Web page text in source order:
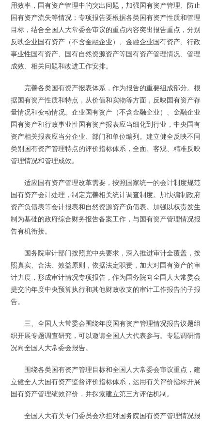
用效率，国有资产管理中的突出问题，加强国有资产管理、防止
国有资产流失等情况；专项报告要根据各类国有资产性质和管理
目标，结合全国人大常委会审议的重点内容突出报告重点，分别
反映企业国有资产（不含金融企业）、金融企业国有资产、行政
事业性国有资产、国有自然资源资产等国有资产管理情况、管理
成效、相关问题和改进工作安排。
完善各类国有资产报表体系，作为报告的重要组成部分。根
据国有资产性质和特点，从价值和实物等方面，反映国有资产存
量情况和变动情况。企业国有资产（不含金融企业）、金融企业
国有资产和行政事业性国有资产报表应当细化到行业，中央国有
资产相关报表应当分企业、部门和单位编列。建立健全反映不同
类别国有资产管理特点的评价指标体系，全面、客观、精准反映
管理情况和管理成效。
适应国有资产管理改革需要，按照国家统一的会计制度规范
国有资产会计处理，制定完善相关统计调查制度。加快编制政府
资产负债表等会计报表和自然资源资产负债表。加强以权责发生
制为基础的政府综合财务报告备案工作，与国有资产管理情况报
告有机衔接。
国务院审计部门按照党中央要求，深入推进审计全覆盖，按
照真实、合法、效益原则，依据法定职责，加大对国有资产的审
计力度，形成审计情况专项报告，作为国务院向全国人大常委会
提交的年度中央预算执行和其他财政收支的审计工作报告的子报
告。
三、全国人大常委会围绕年度国有资产管理情况报告议题组
织开展专题调查研究，可以邀请全国人大代表参与。专题调研情
况向全国人大常委会报告。
围绕各类国有资产管理目标和全国人大常委会审议重点，建
立健全人大国有资产监督评价指标体系，运用有关评价指标开展
国有资产管理绩效评价，并探索建立第三方评估机制。
全国人大有关专门委员会承担对国务院国有资产管理情况报